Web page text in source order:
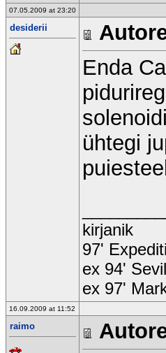
07.05.2009 at 23:20
desiderii
Enda
ühtegi
kirjanik
97'
ex 94'
ex 97'
16.09.2009 at 11:52
raimo